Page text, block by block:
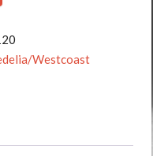
Westcoast